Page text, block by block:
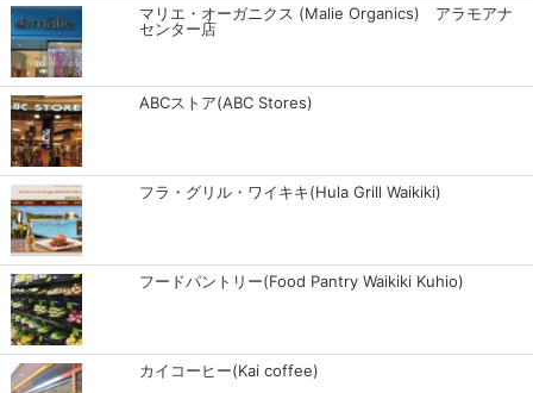
マリエ・オーガニクス (Malie Organics) アラモアナ
センター店
ABCストア(ABC Stores)
フラ・グリル・ワイキキ(Hula Grill Waikiki)
フードパントリー(Food Pantry Waikiki Kuhio)
カイコーヒー(Kai coffee)